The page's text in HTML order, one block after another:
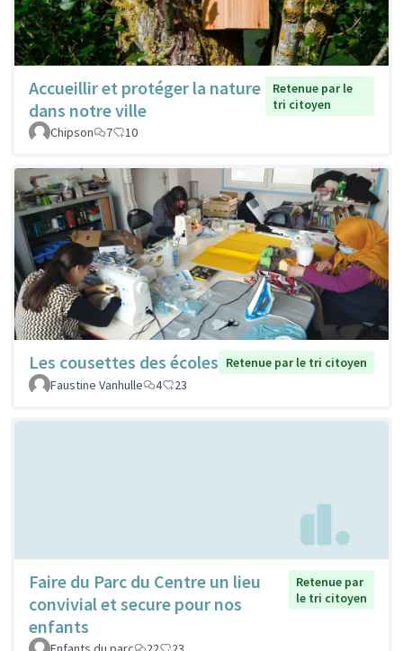
Accueillir et protéger la nature
dans notre ville
Retenue par le
tri citoyen
Chipson
7 10
Les cousettes des écoles Retenue par le tri citoyen
Faustine Vanhulle
4 23
Faire du Parc du Centre un lieu
convivial et secure pour nos
enfants
Retenue par
le tri citoyen